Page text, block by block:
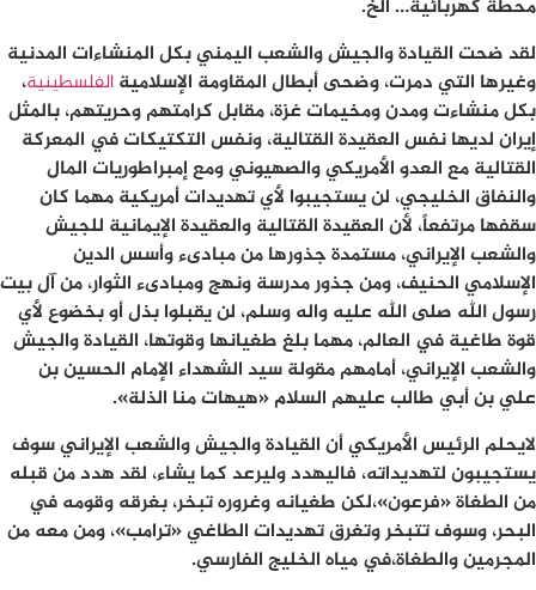
محطة كهربائية… الخ.
لقد ضحت القيادة والجيش والشعب اليمني بكل المنشاءات المدنية
وغيرها التي دمرت، وضحى أبطال المقاومة الإسلاميةالفلسطينية،
بكل منشاءت ومدن ومخيمات غزة، مقابل كرامتهم وحريتهم، بالمثل
إيران لديها نفس العقيدة القتالية، ونفس التكتيكات في المعركة
القتالية مع العدو الأمريكي والصهيوني ومع إمبراطوريات المال
والنفاق الخليجي، لن يستجيبوا لأي تهديدات أمريكية مهما كان
سقفها مرتفعاً، لأن العقيدة القتالية والعقيدة الإيمانية للجيش
والشعب الإيراني، مستمدة جذورها من مبادىء وأسس الدين
الإسلامي الحنيف، ومن جذور مدرسة ونهج ومبادىء الثوار، من آل بيت
رسول الله صلى الله عليه واله وسلم، لن يقبلوا بذل أو بخضوع لأي
قوة طاغية في العالم، مهما بلغ طغيانها وقوتها، القيادة والجيش
والشعب الإيراني، أمامهم مقولة سيد الشهداء الإمام الحسين بن
علي بن أبي طالب عليهم السلام «هيهات منا الذلة».
لايحلم الرئيس الأمريكي أن القيادة والجيش والشعب الإيراني سوف
يستجيبون لتهديداته، فاليهدد وليرعد كما يشاء، لقد هدد من قبله
من الطغاة «فرعون»،لكن طغيانه وغروره تبخر، بغرقه وقومه في
البحر، وسوف تتبخر وتغرق تهديدات الطاغي «ترامب»، ومن معه من
المجرمين والطغاة،في مياه الخليج الفارسي.